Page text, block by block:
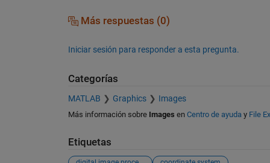
Más respuestas (0)
Iniciar sesión para responder a esta pregunta.
Categorías
MATLAB Graphics Images
Más información sobre Images en Centro de ayuda y File
Etiquetas